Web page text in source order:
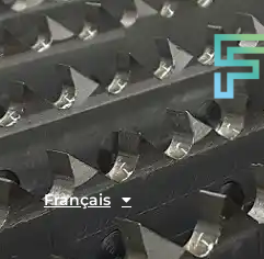
Skip
content
Français